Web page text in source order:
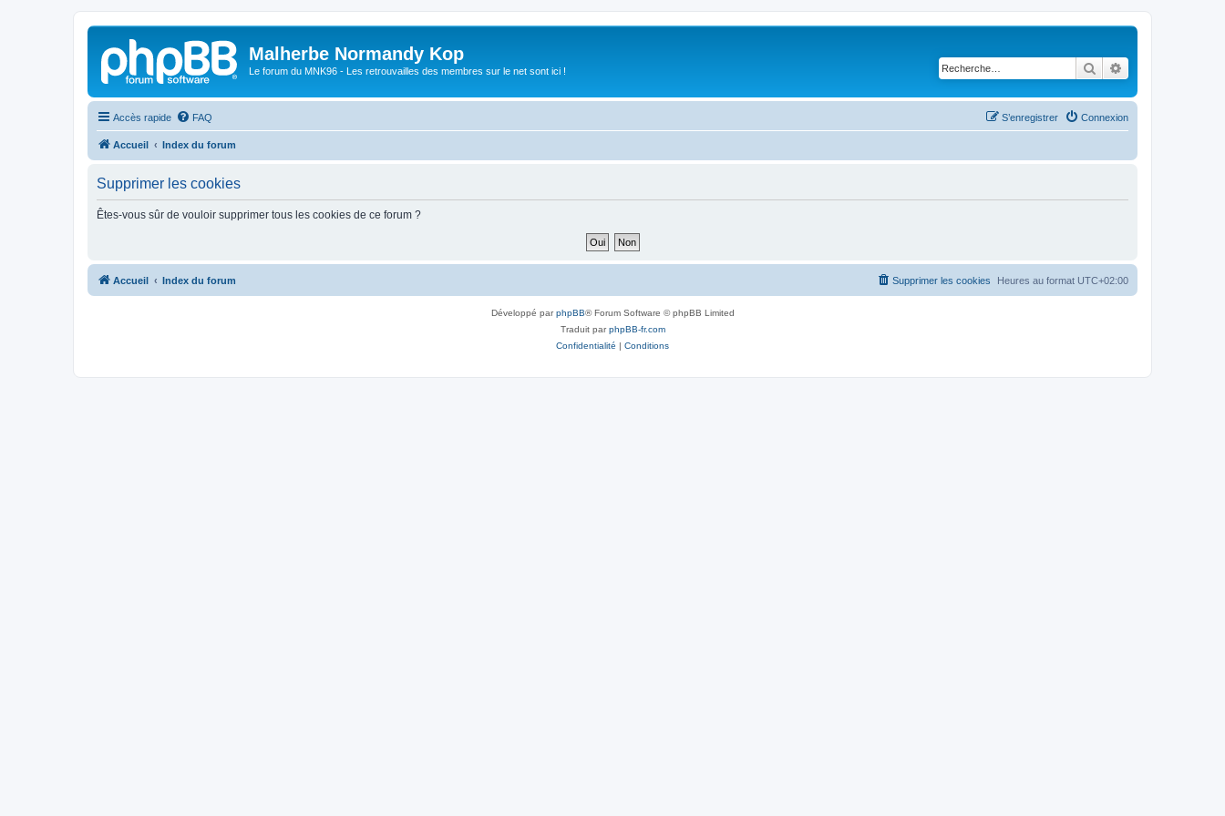
Malherbe Normandy Kop
Le forum du MNK96 - Les retrouvailles des membres sur le net sont ici ! Rechercher
Accès rapide FAQ Connexion
S’enregistrer
Accueil Index du forum
Supprimer les cookies
Êtes-vous sûr de vouloir supprimer tous les cookies de ce forum ?
Accueil Index du forum Heures au format UTC+02:00
Supprimer les cookies
Développé parphpBB® Forum Software © phpBB Limited
Traduit parphpBB-fr.com
Confidentialité | Conditions